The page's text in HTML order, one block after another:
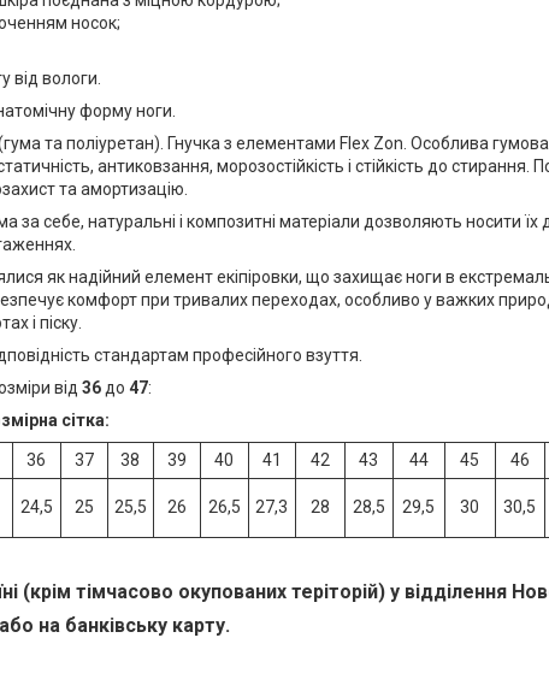
носок;
від вологи.
форму ноги.
та поліуретан). Гнучка з елементами Flex Zon. Особлива
антиковзання, морозостійкість і стійкість до стирання.
та амортизацію.
за себе, натуральні і композитні матеріали дозволяють носити їх
як надійний елемент екіпіровки, що захищає ноги в
комфорт при тривалих переходах, особливо у важких
і піску.
стандартам професійного взуття.
від 36 до 47:
сітка:
36 37 38 39 40 41 42 43 44 45 46
24,5 25 25,5 26 26,5 27,3 28 28,5 29,5 30 30,5
(крім тімчасово окупованих теріторій) у відділення
на банківську карту.